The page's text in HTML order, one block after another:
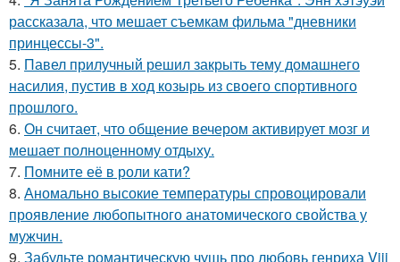
рассказала, что мешает съемкам фильма "дневники
принцессы-3".
5. Павел прилучный решил закрыть тему домашнего
насилия, пустив в ход козырь из своего спортивного
прошлого.
6. Он считает, что общение вечером активирует мозг и
мешает полноценному отдыху.
7. Помните её в роли кати?
8. Аномально высокие температуры спровоцировали
проявление любопытного анатомического свойства у
мужчин.
9. Забудьте романтическую чушь про любовь генриха Viii